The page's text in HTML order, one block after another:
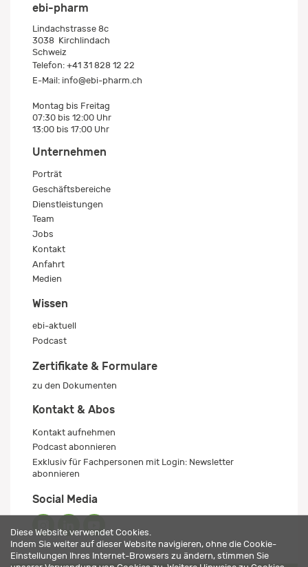
ebi-pharm
Lindachstrasse 8c
3038 Kirchlindach
Schweiz
Telefon: +41 31 828 12 22
E-Mail: info@ebi-pharm.ch
Montag bis Freitag
07:30 bis 12:00 Uhr
13:00 bis 17:00 Uhr
Unternehmen
Porträt
Geschäftsbereiche
Dienstleistungen
Team
Jobs
Kontakt
Anfahrt
Medien
Wissen
ebi-aktuell
Podcast
Zertifikate & Formulare
zu den Dokumenten
Kontakt & Abos
Kontakt aufnehmen
Podcast abonnieren
Exklusiv für Fachpersonen mit Login: Newsletter
abonnieren
Social Media
Diese Website verwendet Cookies.
Indem Sie weiter auf dieser Website navigieren, ohne die Cookie-
Einstellungen Ihres Internet-Browsers zu ändern, stimmen Sie